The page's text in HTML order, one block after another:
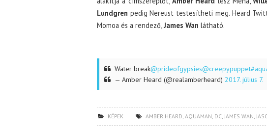
Lundgren pedig Nereust testesítheti meg. Heard
Momoa és a rendező,James Wan látható.
Water break@prideofgypsies@creepypuppet
— Amber Heard (@realamberheard) 2017. július 7.
KÉPEK AMBER HEARD, AQUAMAN, DC,JAMES WAN,